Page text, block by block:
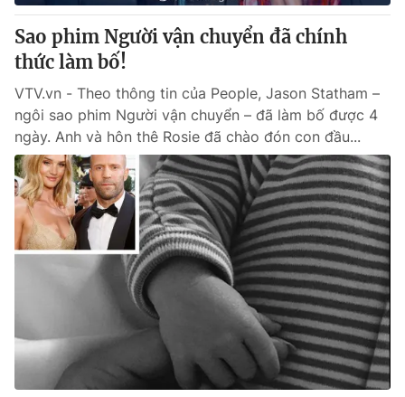
® Cấm sao chép dưới mọi hình thức nếu không có sự chấp
thuận bằng văn bản. Ghi rõ nguồn VTV.vn khi phát hành lại
thông tin từ website này.
Sao phim Người vận chuyển đã chính
thức làm bố!
VTV.vn - Theo thông tin của People, Jason Statham –
ngôi sao phim Người vận chuyển – đã làm bố được 4
ngày. Anh và hôn thê Rosie đã chào đón con đầu...